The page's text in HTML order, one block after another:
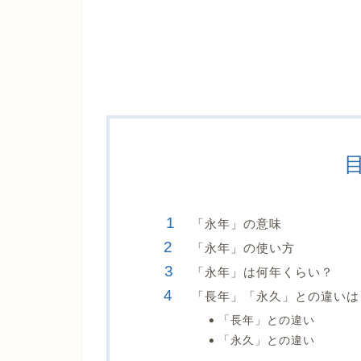
「永年」の意味
「永年」の使い方
「永年」は何年くらい？
「長年」「永久」との違いは
「長年」との違い
「永久」との違い